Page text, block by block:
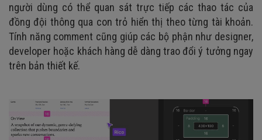
người dùng có thể quan sát trực tiếp các thao tác của
đồng đội thông qua con trỏ hiển thị theo từng tài khoản.
Tính năng comment cũng giúp các bộ phận như designer,
developer hoặc khách hàng dễ dàng trao đổi ý tưởng ngay
trên bản thiết kế.